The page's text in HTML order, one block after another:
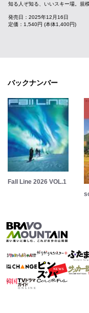
知る人ぞ知る、いいスキー場。規
発売日：2025年12月16日
定価：1,540円 (本体1,400円)
バックナンバー
Fall Line 2026 VOL.1